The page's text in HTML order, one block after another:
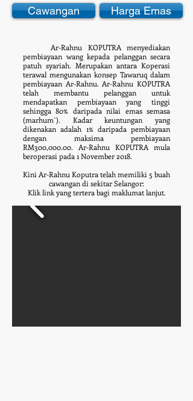
Cawangan Harga Emas
Ar-Rahnu KOPUTRA menyediakan
pembiayaan wang kepada pelanggan secara
patuh syariah. Merupakan antara Koperasi
terawal mengunakan konsep Tawaruq dalam
pembiayaan Ar-Rahnu. Ar-Rahnu KOPUTRA
telah membantu pelanggan untuk
mendapatkan pembiayaan yang tinggi
sehingga 80% daripada nilai emas semasa
(marhum`). Kadar keuntungan yang
dikenakan adalah 1% daripada pembiayaan
dengan maksima pembiayaan
RM300,000.00. Ar-Rahnu KOPUTRA mula
beroperasi pada 1 November 2018.
Kini Ar-Rahnu Koputra telah memiliki 5 buah
cawangan di sekitar Selangor:
Klik link yang tertera bagi maklumat lanjut.